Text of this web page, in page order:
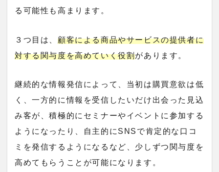
る可能性も高まります。
３つ目は、 顧客による商品やサービスの提供者に
対する関与度を高めていく役割があります。
継続的な情報発信によって、当初は購買意欲は低
く、一方的に情報を受信したいだけ出会った見込
み客が、積極的にセミナーやイベントに参加する
ようになったり、自主的にSNSで肯定的な口コ
ミを発信するようになるなど、少しずつ関与度を
高めてもらうことが可能になります。